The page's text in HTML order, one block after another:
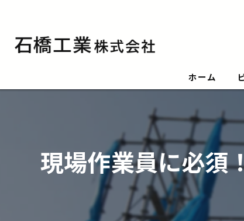
ホーム
現場作業員に必須